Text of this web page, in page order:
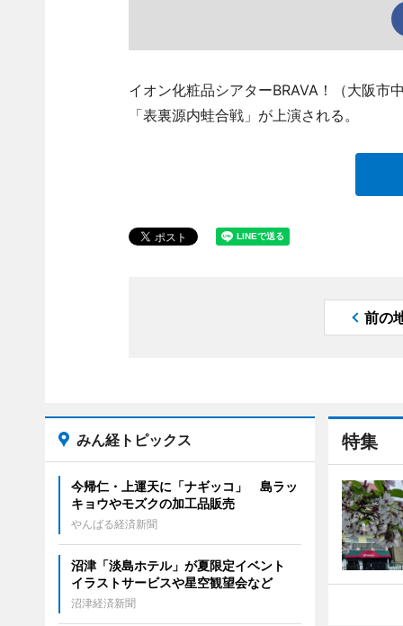
イオン化粧品シアターBRAVA！（大阪
「表裏源内蛙合戦」が上演される。
前の
特集
みん経トピックス
今帰仁・上運天に「ナギッコ」 島ラッ
キョウやモズクの加工品販売
やんばる経済新聞
沼津「淡島ホテル」が夏限定イベント
イラストサービスや星空観望会など
沼津経済新聞